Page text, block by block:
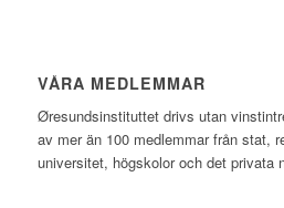
VÅRA MEDLEMMAR
Øresundsinstituttet drivs utan
av mer än 100 medlemmar från stat,
universitet, högskolor och det privata